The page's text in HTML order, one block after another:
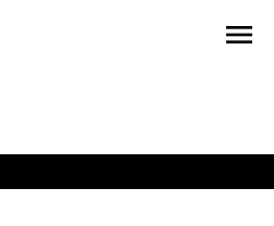
menu